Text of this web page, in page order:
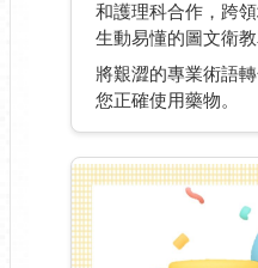
和護理科合作，跨
生動易懂的圖文衛教
將艱澀的專業術語
您正確使用藥物。